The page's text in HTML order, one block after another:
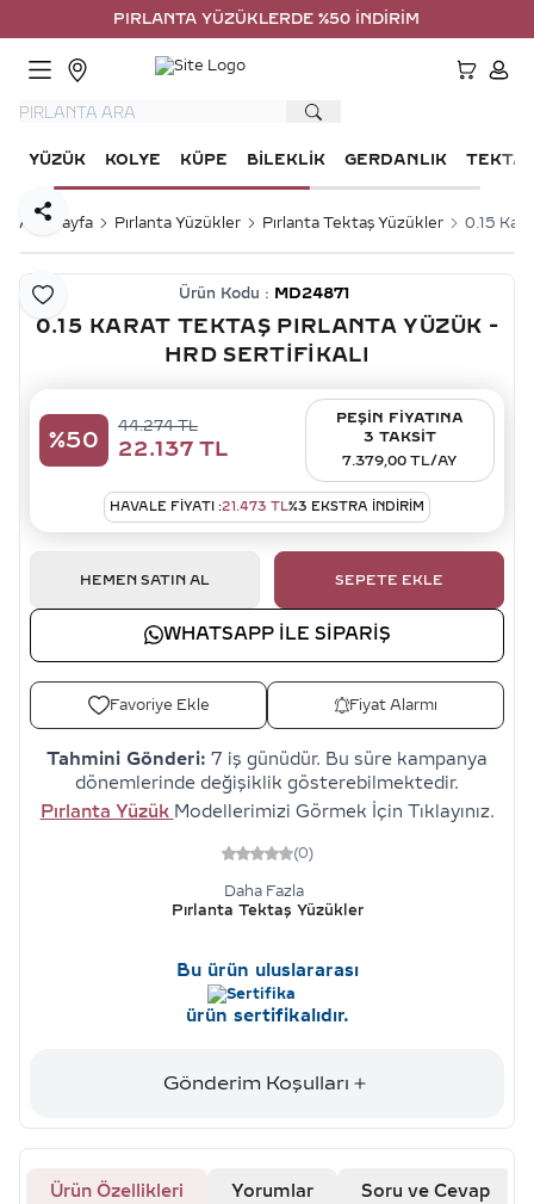
PIRLANTA YÜZÜKLERDE %50 İNDİRİM
YÜZÜK KOLYE KÜPE BILEKLIK GERDANLIK TEKTAŞ
Ana Sayfa Pırlanta Yüzükler Pırlanta Tektaş Yüzükler 0.15
Favoriye Ekle
Paylaş
Ürün Kodu : MD24871
0.15 KARAT TEKTAŞ PIRLANTA YÜZÜK -
HRD SERTIFIKALI
%50
44.274TL
22.137 TL
PEŞİN FİYATINA
3 TAKSİT
7.379,00 TL/AY
HAVALE FIYATI :21.473 TL%3 EKSTRA İNDİRİM
HEMEN SATIN AL SEPETE EKLE
WHATSAPP ILE SIPARIŞ
Favoriye Ekle Fiyat Alarmı
Tahmini Gönderi: 7 iş günüdür. Bu süre kampanya
dönemlerinde değişiklik gösterebilmektedir.
Pırlanta Yüzük Modellerimizi Görmek İçin Tıklayınız.
(0)
Daha Fazla
Pırlanta Tektaş Yüzükler
Bu ürün uluslararası
ürün sertifikalıdır.
Gönderim Koşulları
Ürün Özellikleri Yorumlar Soru ve Cevap